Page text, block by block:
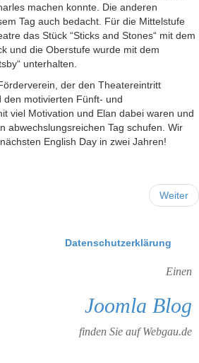
machen konnte. Die anderen
Tag auch bedacht. Für die Mittelstufe
das Stück “Sticks and Stones“ mit dem
und die Oberstufe wurde mit dem
unterhalten.
der den Theatereintritt
motivierten Fünft- und
viel Motivation und Elan dabei waren und
abwechslungsreichen Tag schufen. Wir
English Day in zwei Jahren!
Weiter
Datenschutzerklärung
Einen
Joomla Blog
finden Sie auf Webgau.de